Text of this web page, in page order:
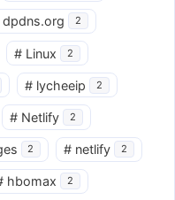
dpdns.org 2
# Linux 2
# lycheeip 2
# Netlify 2
2 # netlify 2
hbomax 2